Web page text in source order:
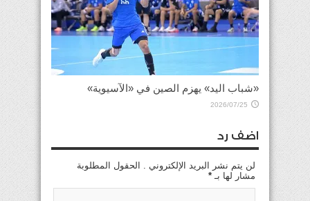
«شباب اليد» يهزم الصين في «الآسيوية»
2026/07/25
اضف رد
لن يتم نشر البريد الإلكتروني . الحقول المطلوبة
مشار لها بـ *